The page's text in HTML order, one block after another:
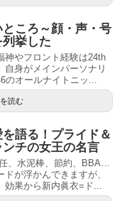
ころ～顔・声・号
挙した
神やフロント経験は24th
自身がメインパーソナリ
のオールナイトニッ...
読む
語る！プライド＆
チの女王の名言
、水泥棒、節約、BBA…
が浮かんできますが、
効果から新内眞衣=ド...